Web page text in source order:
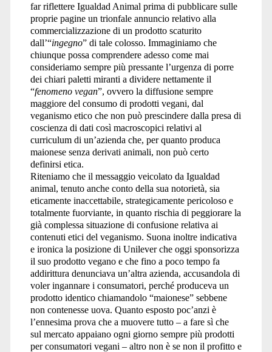
far riflettere Igualdad Animal prima di pubblicare sulle
proprie pagine un trionfale annuncio relativo alla
commercializzazione di un prodotto scaturito
dall’“ingegno” di tale colosso. Immaginiamo che
chiunque possa comprendere adesso come mai
consideriamo sempre più pressante l’urgenza di porre
dei chiari paletti miranti a dividere nettamente il
“fenomeno vegan”, ovvero la diffusione sempre
maggiore del consumo di prodotti vegani, dal
veganismo etico che non può prescindere dalla presa di
coscienza di dati così macroscopici relativi al
curriculum di un’azienda che, per quanto produca
maionese senza derivati animali, non può certo
definirsi etica.
Riteniamo che il messaggio veicolato da Igualdad
animal, tenuto anche conto della sua notorietà, sia
eticamente inaccettabile, strategicamente pericoloso e
totalmente fuorviante, in quanto rischia di peggiorare la
già complessa situazione di confusione relativa ai
contenuti etici del veganismo. Suona inoltre indicativa
e ironica la posizione di Unilever che oggi sponsorizza
il suo prodotto vegano e che fino a poco tempo fa
addirittura denunciava un’altra azienda, accusandola di
voler ingannare i consumatori, perché produceva un
prodotto identico chiamandolo “maionese” sebbene
non contenesse uova. Quanto esposto poc’anzi è
l’ennesima prova che a muovere tutto – a fare sì che
sul mercato appaiano ogni giorno sempre più prodotti
per consumatori vegani – altro non è se non il profitto e